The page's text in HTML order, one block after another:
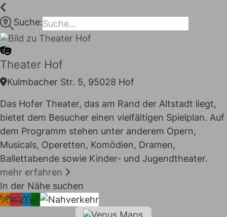
springen
maps
Suche:
Theater Hof
Kulmbacher Str. 5, 95028 Hof
Das Hofer Theater, das am Rand der Altstadt liegt,
bietet dem Besucher einen vielfältigen Spielplan. Auf
dem Programm stehen unter anderem Opern,
Musicals, Operetten, Komödien, Dramen,
Ballettabende sowie Kinder- und Jugendtheater.
mehr erfahren
In der Nähe suchenI LIKE